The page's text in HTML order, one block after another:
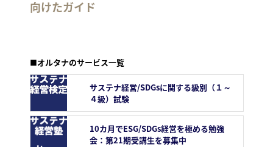
向けたガイド
■オルタナのサービス一覧
サステナ経営/SDGsに関する級別（１～
４級）試験
10カ月でESG/SDGs経営を極める勉強
会：第21期受講生を募集中